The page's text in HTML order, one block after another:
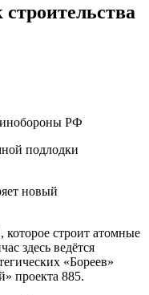
РФ
подлодки
новый
строит атомные
здесь ведётся
«Бореев»
проекта 885.